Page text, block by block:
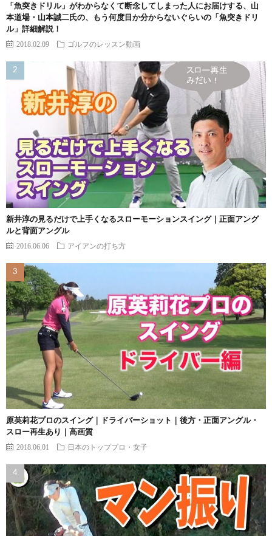
「魚突きドリル」がわからなくて断念してしまった人にお届けする、山
本道場・山本誠二氏の、もう何度目か分からないぐらいの「魚突きドリ
ル」詳細解説！
2018.02.09 ゴルフのレッスン動画
新井淳の見るだけで上手くなるスローモーションスイング｜正面アング
ルと背面アングル
2016.06.06 アイアンの打ち方
原英莉花プロのスイング｜ドライバーショット｜後方・正面アングル・
スロー再生あり｜高画質
2018.06.01 日本のトッププロ・女子